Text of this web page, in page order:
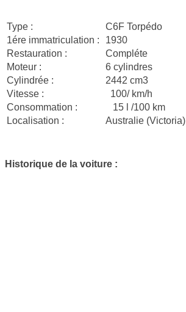
Type :
C6F Torpédo
1ére immatriculation :
1930
Restauration :
Compléte
Moteur :
6 cylindres
Cylindrée :
2442 cm3
Vitesse :
100/ km/h
Consommation :
15 l /100 km
Localisation :
Australie (Victoria)
Historique de la voiture :